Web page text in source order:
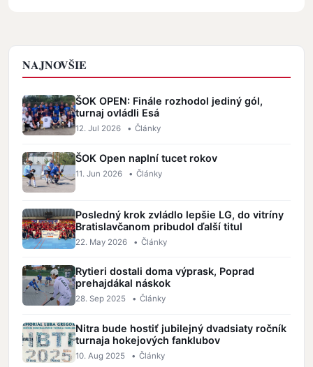
NAJNOVŠIE
ŠOK OPEN: Finále rozhodol jediný gól,
turnaj ovládli Esá
12. Jul 2026 • Články
ŠOK Open naplní tucet rokov
11. Jun 2026 • Články
Posledný krok zvládlo lepšie LG, do vitríny
Bratislavčanom pribudol ďalší titul
22. May 2026 • Články
Rytieri dostali doma výprask, Poprad
prehajdákal náskok
28. Sep 2025 • Články
Nitra bude hostiť jubilejný dvadsiaty ročník
turnaja hokejových fanklubov
10. Aug 2025 • Články